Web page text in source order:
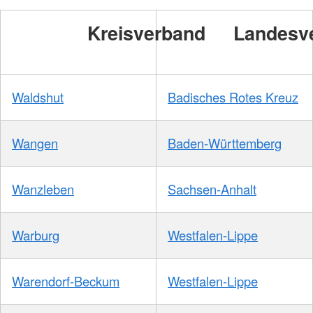
Kreisverband
Waldshut Badisches Rotes Kreuz
Wangen Baden-Württemberg
Wanzleben Sachsen-Anhalt
Warburg Westfalen-Lippe
Warendorf-Beckum Westfalen-Lippe
GmbH